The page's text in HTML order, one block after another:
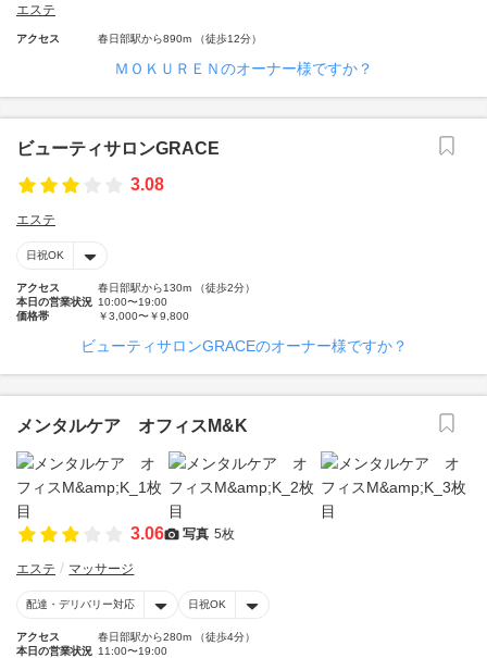
エステ
アクセス 春日部駅から890m （徒歩12分）
ＭＯＫＵＲＥＮのオーナー様ですか？
ビューティサロンGRACE
3.08
エステ
日祝OK
アクセス
春日部駅から130m （徒歩2分）
本日の営業状況 10:00〜19:00
価格帯
￥3,000〜￥9,800
ビューティサロンGRACEのオーナー様ですか？
メンタルケア オフィスM&K
3.06 写真 5枚
エステ マッサージ
配達・デリバリー対応 日祝OK
アクセス
春日部駅から280m （徒歩4分）
本日の営業状況 11:00〜19:00